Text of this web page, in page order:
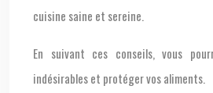
cuisine saine et sereine.
En suivant ces conseils, vous
indésirables et protéger vos aliments.